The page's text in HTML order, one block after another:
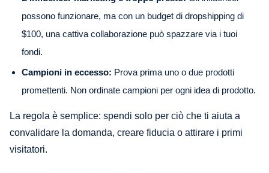
possono funzionare, ma con un budget di dropshipping di
$100, una cattiva collaborazione può spazzare via i tuoi
fondi.
Campioni in eccesso: Prova prima uno o due prodotti
promettenti. Non ordinate campioni per ogni idea di prodotto.
La regola è semplice: spendi solo per ciò che ti aiuta a
convalidare la domanda, creare fiducia o attirare i primi
visitatori.